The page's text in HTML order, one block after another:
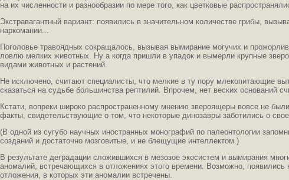
на их численности и разнообразии по мере того, как цветковые
Экстравагантный вариант: появились в значительном количестве грибы,
наркомании...
Поголовье травоядных сокращалось, вызывая вымирание могучих и
ловлю мелких животных. Ну а когда пришли в упадок и вымерли крупные
видами животных и растений.
Не исключено, считают специалисты, что мелкие в ту пору млекопитающие
сказаться на судьбе большинства рептилий. Впрочем, нет веских оснований
Кстати, вопреки широко распространенному мнению звероящеры вовсе не
факты, свидетельствующие о том, что некоторые динозавры заботились о
(В одной из сугубо научных иностранных монографий по палеонтологии
созданий и достаточно мозговитые, и не блещущие интеллектом.)
В результате деградации сложившихся в мезозое экосистем и вымирания
аномалий, встречающихся в отложениях этого времени. Возможно,
отложения, в которых эти аномалии встречены.